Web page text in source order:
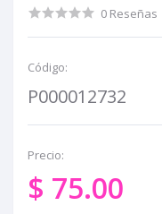
0 Reseñas
Código:
P000012732
Precio:
$ 75.00